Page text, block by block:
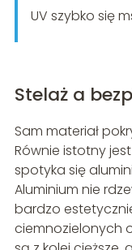
UV szybko się
Stelaż a
Sam materiał
Równie istotny jest
spotyka się
Aluminium nie
bardzo
ciemnozielonych